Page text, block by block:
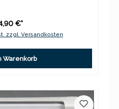
€*
zzgl. Versandkosten
Warenkorb